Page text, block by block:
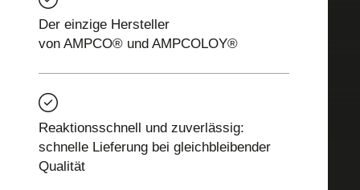
Der einzige Hersteller
von AMPCO® und AMPCOLOY®
Reaktionsschnell und zuverlässig:
schnelle Lieferung bei gleichbleibender
Qualität